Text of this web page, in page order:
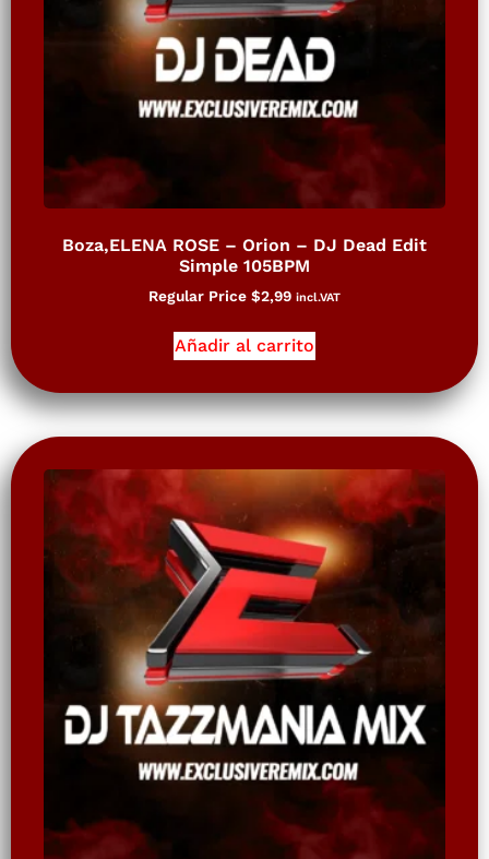
Boza,ELENA ROSE – Orion – DJ Dead Edit
Simple 105BPM
Regular Price $2,99 incl.VAT
Añadir al carrito